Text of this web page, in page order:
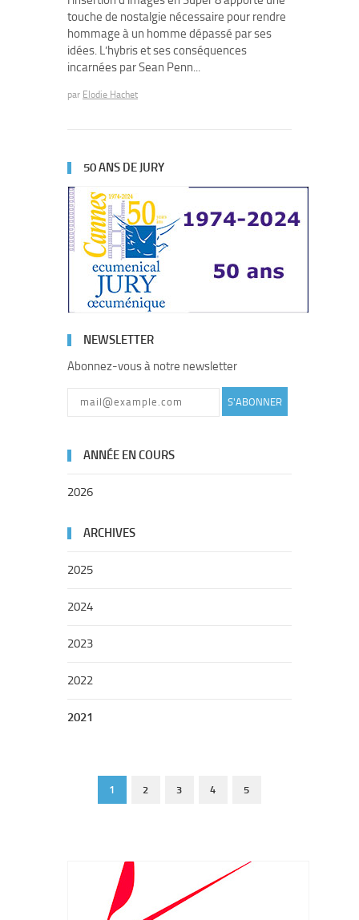
touche de nostalgie nécessaire pour rendre
hommage à un homme dépassé par ses
idées. L’hybris et ses conséquences
incarnées par Sean Penn...
par Elodie Hachet
50 ANS DE JURY
NEWSLETTER
Abonnez-vous à notre newsletter
S'ABONNER
ANNÉE EN COURS
2026
ARCHIVES
2025
2024
2023
2022
2021
1 2 3 4 5